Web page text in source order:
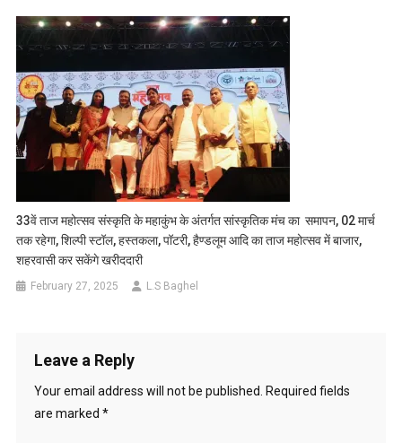
33वें ताज महोत्सव संस्कृति के महाकुंभ के अंतर्गत सांस्कृतिक मंच का समापन, 02 मार्च
तक रहेगा, शिल्पी स्टॉल, हस्तकला, पॉटरी, हैण्डलूम आदि का ताज महोत्सव में बाजार,
शहरवासी कर सकेंगे खरीददारी
February 27, 2025 L.S Baghel
Leave a Reply
Your email address will not be published.
Required fields
are marked *